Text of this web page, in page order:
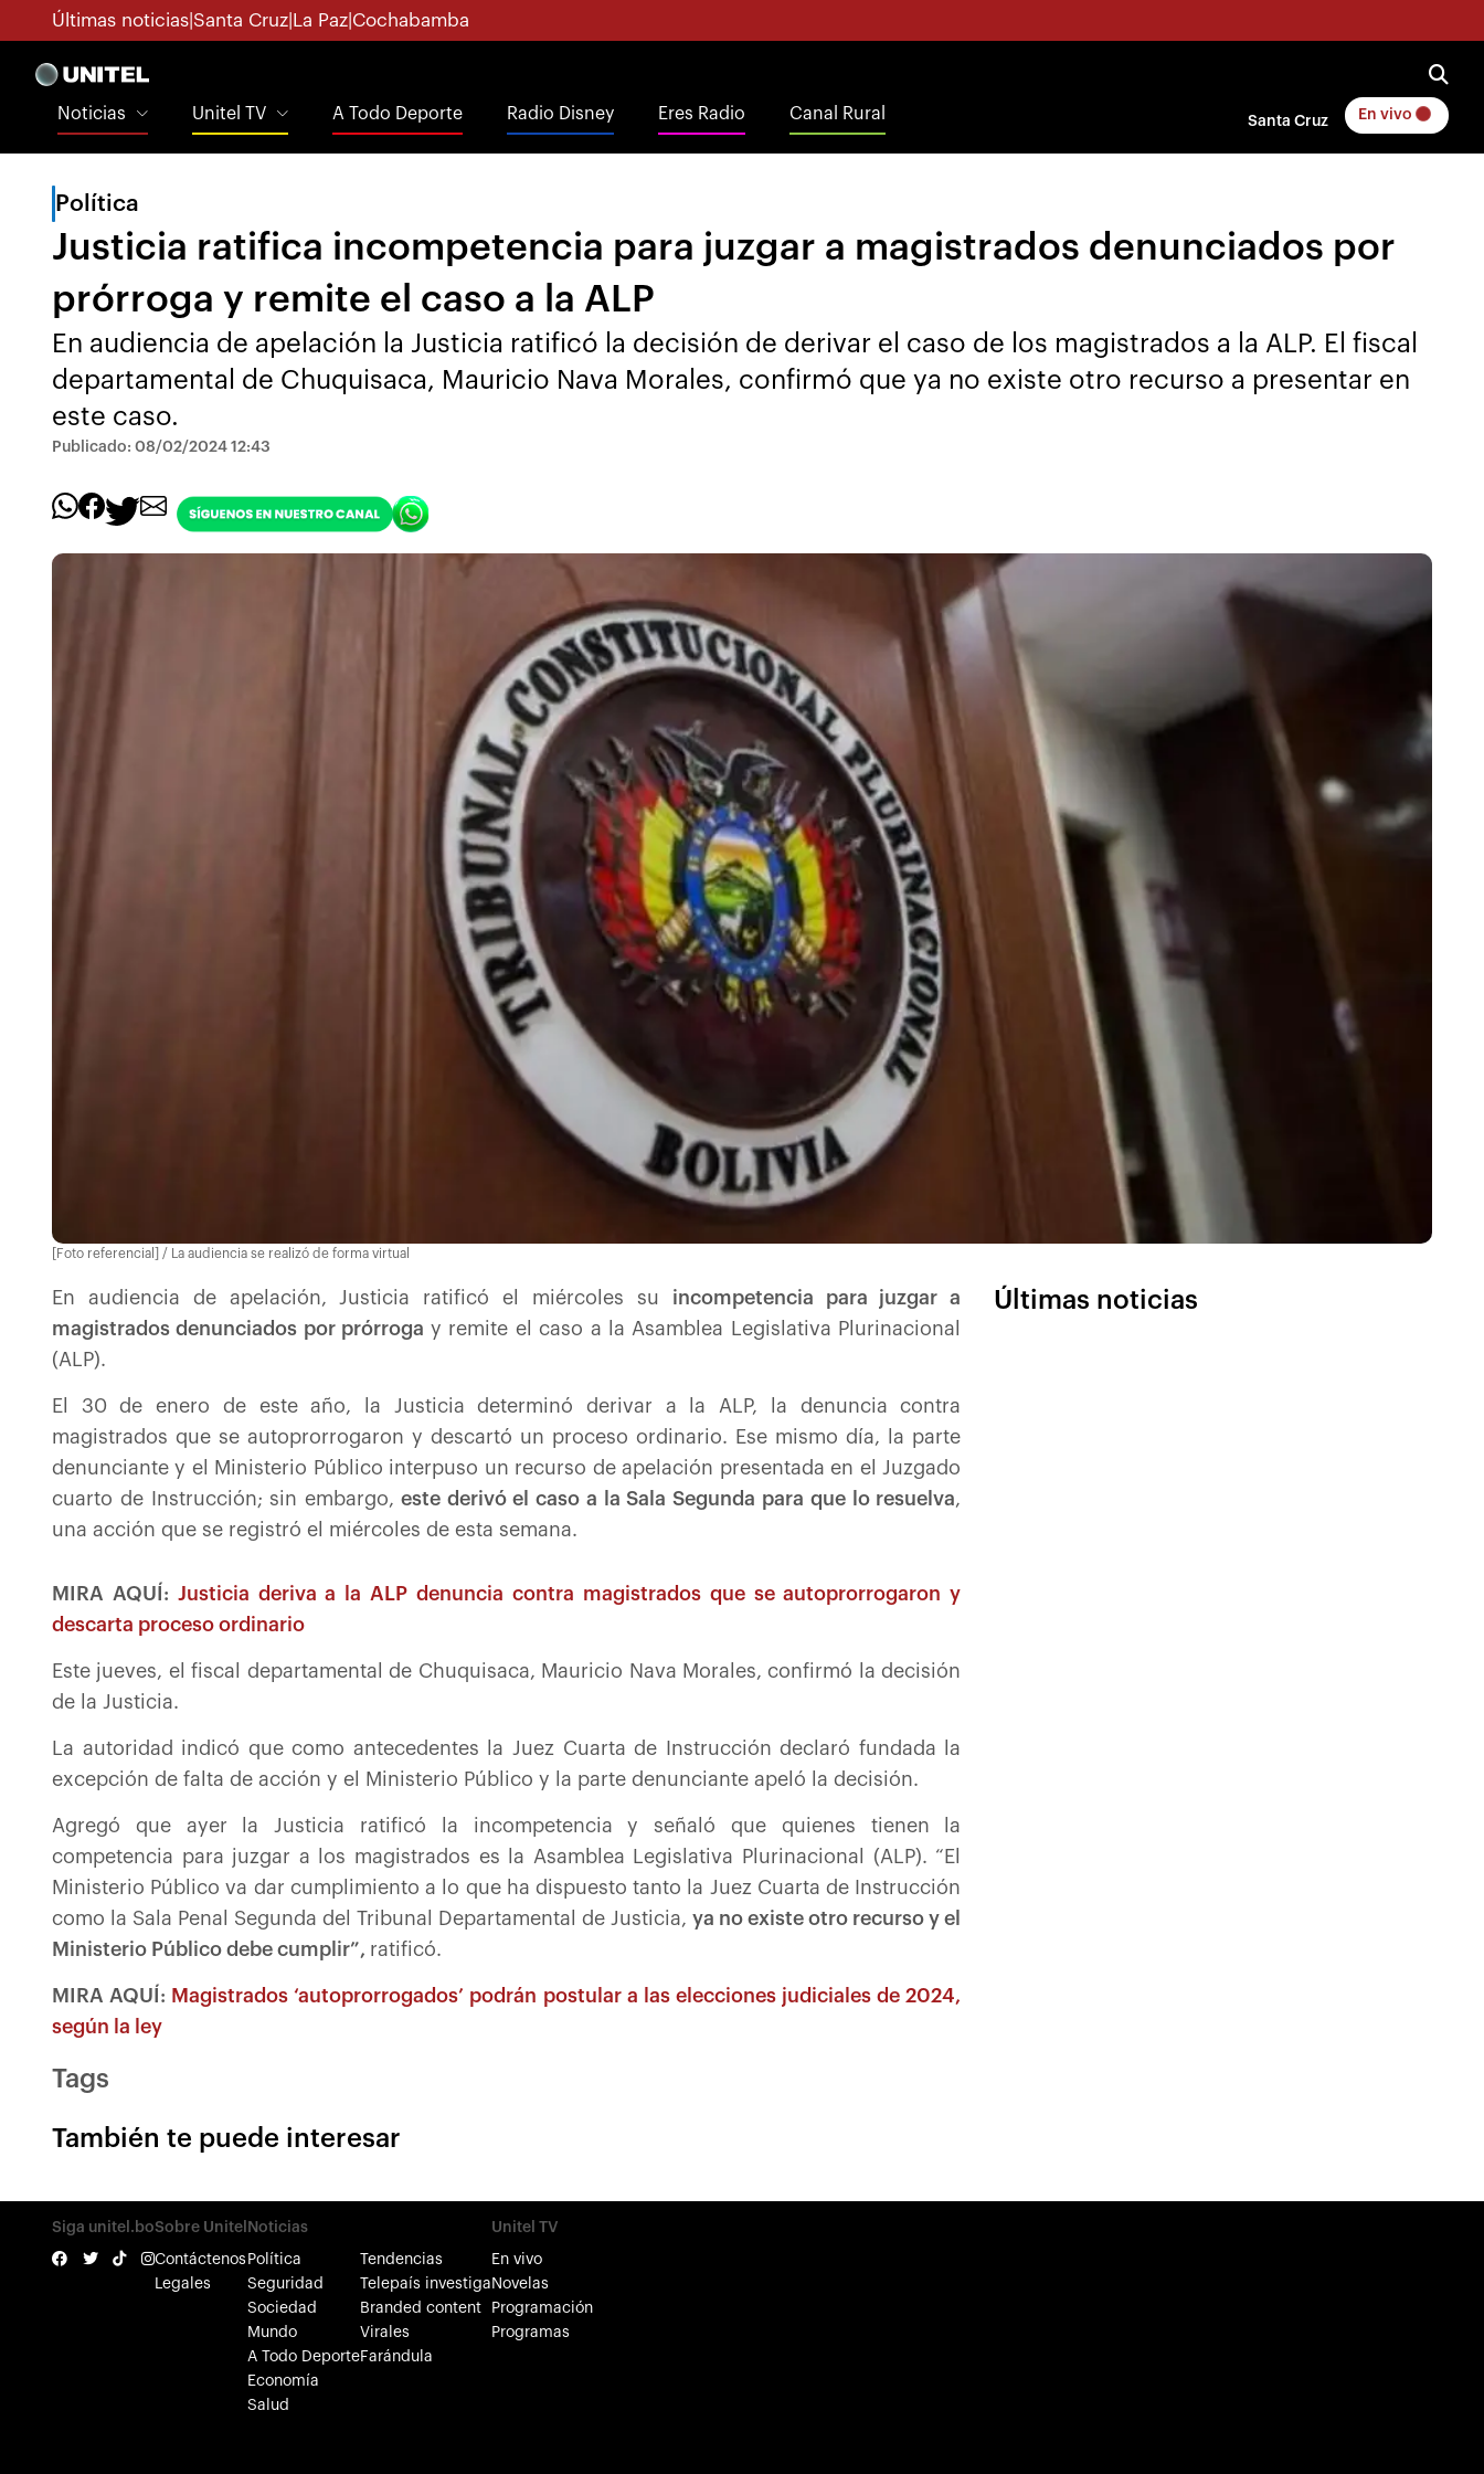
Últimas noticias Santa Cruz La Paz Cochabamba
Noticias Unitel TV A Todo Deporte Radio Disney Eres Radio Canal Rural Santa Cruz En vivo
Política
Justicia ratifica incompetencia para juzgar a magistrados denunciados por
prórroga y remite el caso a la ALP
En audiencia de apelación la Justicia ratificó la decisión de derivar el caso de los magistrados a la ALP. El fiscal
departamental de Chuquisaca, Mauricio Nava Morales, confirmó que ya no existe otro recurso a presentar en
este caso.
Publicado: 08/02/2024 12:43
[Foto referencial] / La audiencia se realizó de forma virtual
En audiencia de apelación, Justicia ratificó el miércoles su incompetencia para juzgar a
magistrados denunciados por prórroga y remite el caso a la Asamblea Legislativa Plurinacional
(ALP).
El 30 de enero de este año, la Justicia determinó derivar a la ALP, la denuncia contra
magistrados que se autoprorrogaron y descartó un proceso ordinario. Ese mismo día, la parte
denunciante y el Ministerio Público interpuso un recurso de apelación presentada en el Juzgado
cuarto de Instrucción; sin embargo, este derivó el caso a la Sala Segunda para que lo resuelva,
una acción que se registró el miércoles de esta semana.
MIRA AQUÍ: Justicia deriva a la ALP denuncia contra magistrados que se autoprorrogaron y
descarta proceso ordinario
Este jueves, el fiscal departamental de Chuquisaca, Mauricio Nava Morales, confirmó la decisión
de la Justicia.
La autoridad indicó que como antecedentes la Juez Cuarta de Instrucción declaró fundada la
excepción de falta de acción y el Ministerio Público y la parte denunciante apeló la decisión.
Agregó que ayer la Justicia ratificó la incompetencia y señaló que quienes tienen la
competencia para juzgar a los magistrados es la Asamblea Legislativa Plurinacional (ALP). “El
Ministerio Público va dar cumplimiento a lo que ha dispuesto tanto la Juez Cuarta de Instrucción
como la Sala Penal Segunda del Tribunal Departamental de Justicia,ya no existe otro recurso y el
Ministerio Público debe cumplir”, ratificó.
MIRA AQUÍ: Magistrados ‘autoprorrogados’ podrán postular a las elecciones judiciales de 2024,
según la ley
Tags
Últimas noticias
También te puede interesar
Siga unitel.boSobre Unitel
Contáctenos
Legales
Noticias
Política
Seguridad
Sociedad
Mundo
A Todo Deporte
Economía
Salud
Tendencias
Telepaís investiga
Branded content
Virales
Farándula
Unitel TV
En vivo
Novelas
Programación
Programas